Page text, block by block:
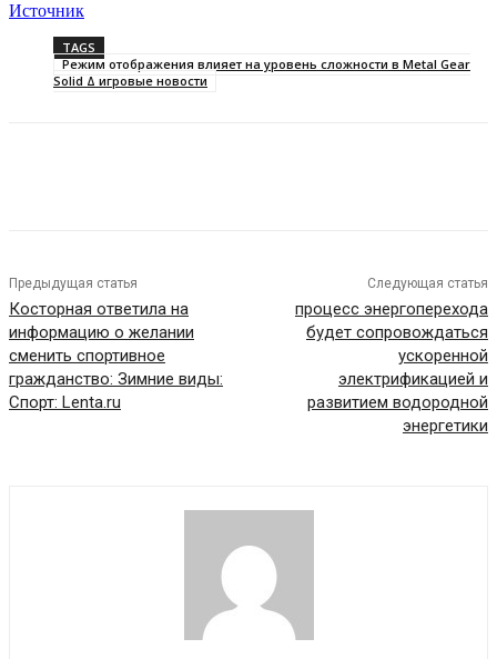
Источник
TAGS
Режим отображения влияет на уровень сложности в Metal Gear
Solid Δ игровые новости
Предыдущая статья
Косторная ответила на
информацию о желании
сменить спортивное
гражданство: Зимние виды:
Спорт: Lenta.ru
Следующая статья
процесс энергоперехода
будет сопровождаться
ускоренной
электрификацией и
развитием водородной
энергетики